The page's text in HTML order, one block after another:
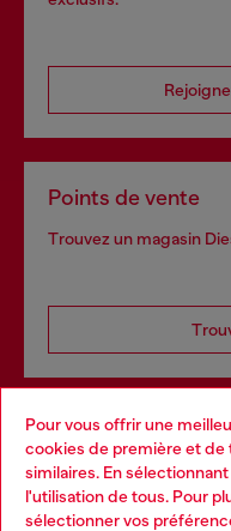
Pour vous offrir une
cookies de première et
similaires. En
l'utilisation de tous. Pour
sélectionner vos
Points de vente
Trouvez un magasin
Services
Découvrez tous nos
Choose your location